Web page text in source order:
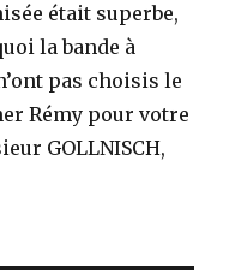
était superbe,
la bande à
n’ont pas choisis le
Rémy pour votre
GOLLNISCH,